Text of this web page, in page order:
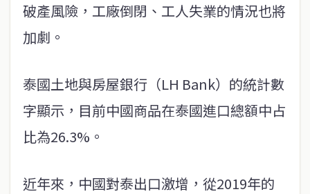
破產風險，工廠倒閉、工人失業的情況也將
加劇。
泰國土地與房屋銀行（LH Bank）的統計數
字顯示，目前中國商品在泰國進口總額中占
比為26.3%。
近年來，中國對泰出口激增，從2019年的